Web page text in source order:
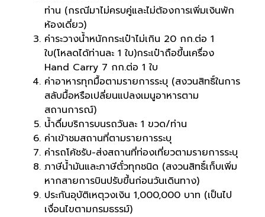
ท่าน (กรณีมาไม่ครบคู่และไม่ต้องการเพิ่มเงินพัก
ห้องเดี่ยว)
ค่าระวางน้ำหนักกระเป๋าไม่เกิน 20 กก.ต่อ 1
ใบ(โหลดได้ท่านละ 1 ใบ)กระเป๋าถือขึ้นเครื่อง
Hand Carry 7 กก.ต่อ 1 ใบ
ค่าอาหารทุกมื้อตามรายการระบุ (สงวนสิทธิ์ในการ
สลับมื้อหรือเปลี่ยนแปลงเมนูอาหารตาม
สถานการณ์)
น้ำดื่มบริการบนรถวันละ 1 ขวด/ท่าน
ค่าเข้าชมสถานที่ตามรายการระบุ
ค่ารถโค้ชรับ-ส่งสถานที่ท่องเที่ยวตามรายการระบุ
ภาษีน้ำมันและภาษีตั๋วทุกชนิด (สงวนสิทธิ์เก็บเพิ่ม
หากสายการบินปรับขึ้นก่อนวันเดินทาง)
ประกันอุบัติเหตุวงเงิน 1,000,000 บาท (เป็นไป
เงื่อนไขตามกรมธรรม์)